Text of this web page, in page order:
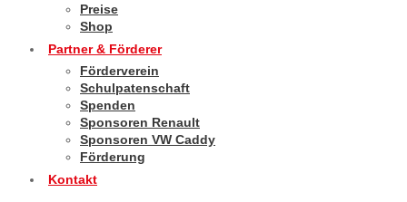
Preise
Shop
Partner & Förderer
Förderverein
Schulpatenschaft
Spenden
Sponsoren Renault
Sponsoren VW Caddy
Förderung
Kontakt